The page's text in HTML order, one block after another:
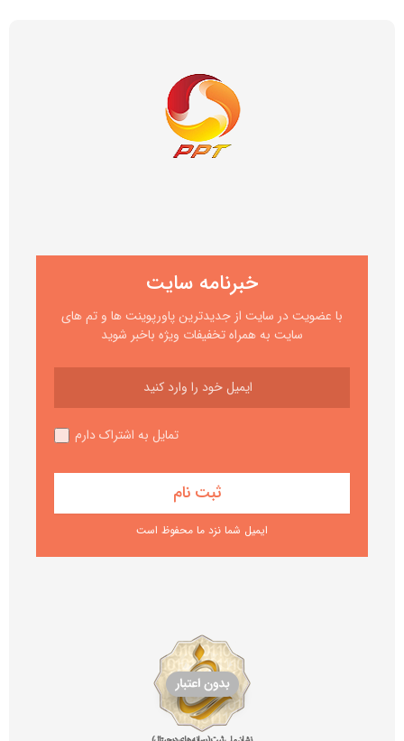
خبرنامه سایت
با عضویت در سایت از جدیدترین پاورپوینت ها و تم های
سایت به همراه تخفیفات ویژه باخبر شوید
تمایل به اشتراک دارم
ایمیل شما نزد ما محفوظ است